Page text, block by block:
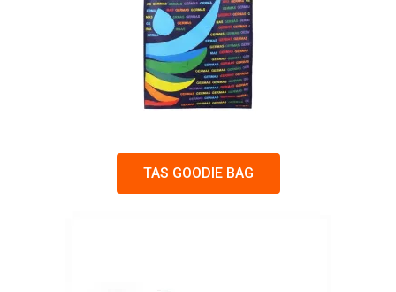
TAS GOODIE BAG